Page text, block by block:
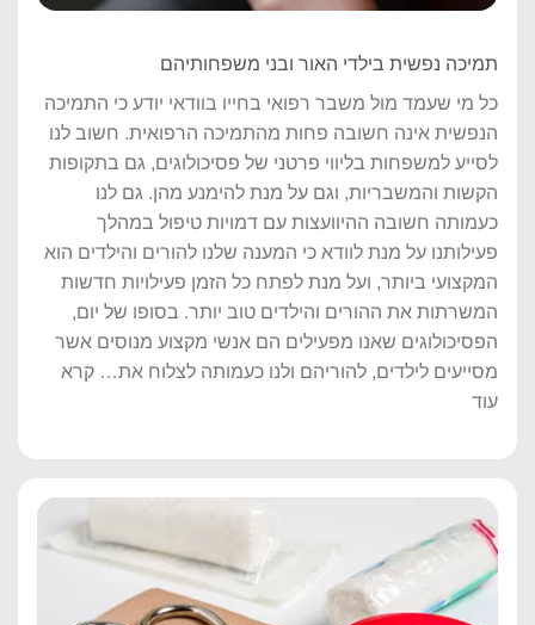
תמיכה נפשית בילדי האור ובני משפחותיהם
כל מי שעמד מול משבר רפואי בחייו בוודאי יודע כי התמיכה
הנפשית אינה חשובה פחות מהתמיכה הרפואית. חשוב לנו
לסייע למשפחות בליווי פרטני של פסיכולוגים, גם בתקופות
הקשות והמשבריות, וגם על מנת להימנע מהן. גם לנו
כעמותה חשובה ההיוועצות עם דמויות טיפול במהלך
פעילותנו על מנת לוודא כי המענה שלנו להורים והילדים הוא
המקצועי ביותר, ועל מנת לפתח כל הזמן פעילויות חדשות
המשרתות את ההורים והילדים טוב יותר. בסופו של יום,
הפסיכולוגים שאנו מפעילים הם אנשי מקצוע מנוסים אשר
מסייעים לילדים, להוריהם ולנו כעמותה לצלוח את… קרא
עוד